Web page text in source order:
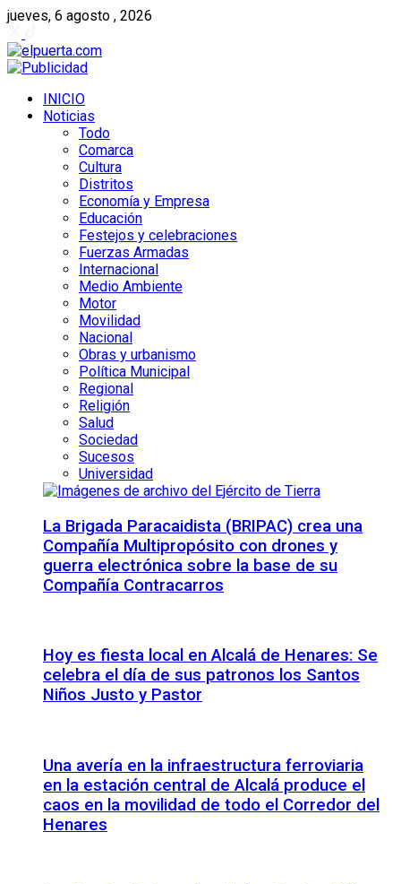
jueves, 6 agosto , 2026
INICIO
Noticias
Todo
Comarca
Cultura
Distritos
Economía y Empresa
Educación
Festejos y celebraciones
Fuerzas Armadas
Internacional
Medio Ambiente
Motor
Movilidad
Nacional
Obras y urbanismo
Política Municipal
Regional
Religión
Salud
Sociedad
Sucesos
Universidad
La Brigada Paracaidista (BRIPAC) crea una
Compañía Multipropósito con drones y
guerra electrónica sobre la base de su
Compañía Contracarros
Hoy es fiesta local en Alcalá de Henares: Se
celebra el día de sus patronos los Santos
Niños Justo y Pastor
Una avería en la infraestructura ferroviaria
en la estación central de Alcalá produce el
caos en la movilidad de todo el Corredor del
Henares